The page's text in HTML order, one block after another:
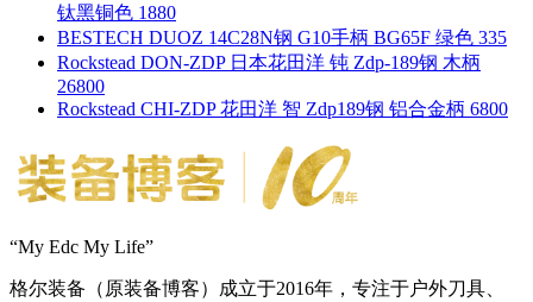
钛黑铜色 1880
BESTECH DUOZ 14C28N钢 G10手柄 BG65F 绿色 335
Rockstead DON-ZDP 日本花田洋 钝 Zdp-189钢 木柄
26800
Rockstead CHI-ZDP 花田洋 智 Zdp189钢 铝合金柄 6800
“My Edc My Life”
格尔装备（原装备博客）成立于2016年，专注于户外刀具、